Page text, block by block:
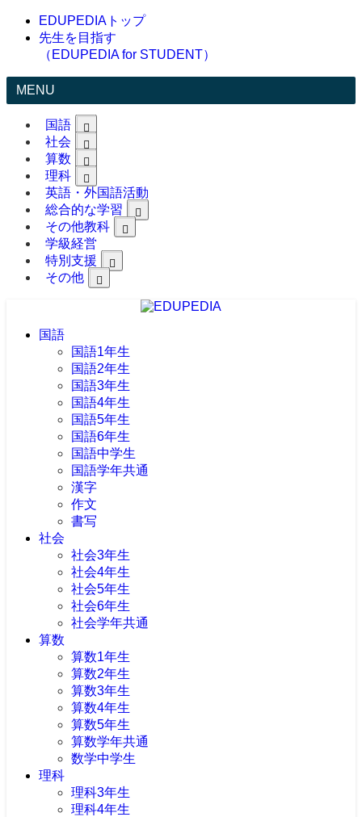
EDUPEDIAトップ
先生を目指す
（EDUPEDIA for STUDENT）
MENU
国語
社会
算数
理科
英語・外国語活動
総合的な学習
その他教科
学級経営
特別支援
その他
国語
国語1年生
国語2年生
国語3年生
国語4年生
国語5年生
国語6年生
国語中学生
国語学年共通
漢字
作文
書写
社会
社会3年生
社会4年生
社会5年生
社会6年生
社会学年共通
算数
算数1年生
算数2年生
算数3年生
算数4年生
算数5年生
算数学年共通
数学中学生
理科
理科3年生
理科4年生